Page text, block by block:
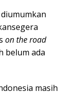
on the road
belum ada
masih